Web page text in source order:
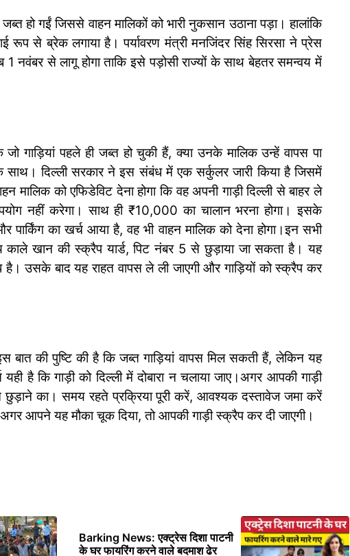
हो गईं जिससे वाहन मालिकों को भारी नुकसान उठाना पड़ा। हालांकि
से ब्रेक लगाया है। पर्यावरण मंत्री मनजिंदर सिंह सिरसा ने प्रेस
नवंबर से लागू होगा ताकि इसे पड़ोसी राज्यों के साथ बेहतर समन्वय में
गाड़ियां पहले ही जब्त हो चुकी हैं, क्या उनके मालिक उन्हें वापस पा
दिल्ली सरकार ने इस संबंध में एक सर्कुलर जारी किया है जिसमें
मालिक को एफिडेविट देना होगा कि वह अपनी गाड़ी दिल्ली से बाहर ले
नहीं करेगा। साथ ही ₹10,000 का चालान भरना होगा। इसके
का खर्च आया है, वह भी वाहन मालिक को देना होगा।इन सभी
काले खान की स्क्रैप यार्ड, पिट नंबर 5 से छुड़ाया जा सकता है। यह
उसके बाद यह राहत वापस ले ली जाएगी और गाड़ियों को स्क्रैप कर
बात की पुष्टि की है कि जब्त गाड़ियां वापस मिल सकती हैं, लेकिन यह
है कि गाड़ी को दिल्ली में दोबारा न चलाया जाए।अगर आपकी गाड़ी
छुड़ाने का। समय रहते प्रक्रिया पूरी करें, आवश्यक दस्तावेज जमा करें
आपने यह मौका चूक दिया, तो आपकी गाड़ी स्क्रैप कर दी जाएगी।
Barking News: एक्ट्रेस दिशा पाटनी
के घर फायरिंग करने वाले बदमाश ढेर